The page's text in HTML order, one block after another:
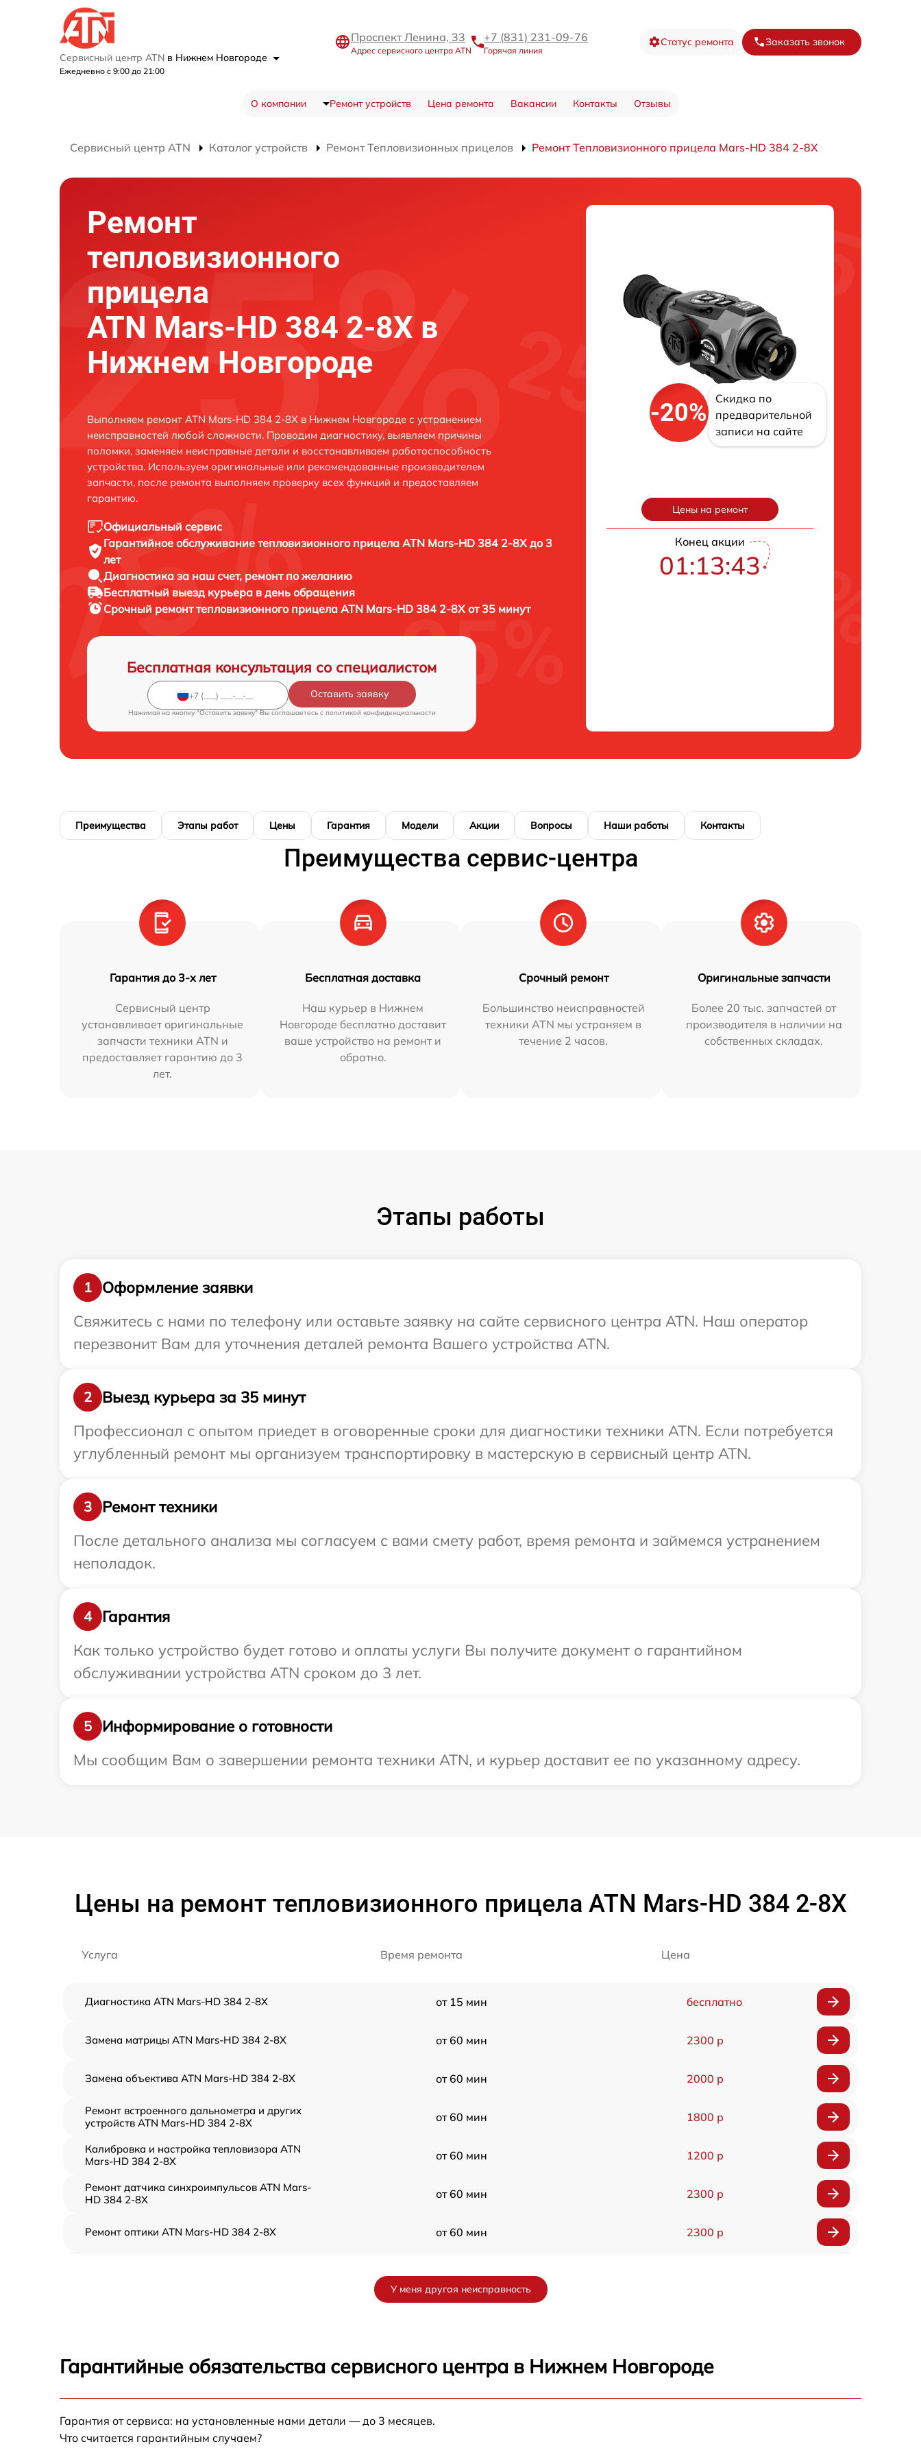
Сервисный центр ATN в Нижнем Новгороде
Ежедневно с 9:00 до 21:00
Проспект Ленина, 33
Адрес сервисного центра ATN
+7 (831) 231-09-76
Горячая линия
Статус ремонта Заказать звонок
О компании Ремонт устройств Цена ремонта Вакансии Контакты Отзывы
Сервисный центр ATN Каталог устройств Ремонт Тепловизионных прицелов Ремонт Тепловизионного прицела Mars-HD 384 2-8X
Ремонт
тепловизионного
прицела
ATN Mars-HD 384 2-8X в
Нижнем Новгороде
Выполняем ремонт ATN Mars-HD 384 2-8X в Нижнем Новгороде с устранением
неисправностей любой сложности. Проводим диагностику, выявляем причины
поломки, заменяем неисправные детали и восстанавливаем работоспособность
устройства. Используем оригинальные или рекомендованные производителем
запчасти, после ремонта выполняем проверку всех функций и предоставляем
гарантию.
Официальный сервис
Гарантийное обслуживание тепловизионного прицела ATN Mars-HD 384 2-8X до 3
лет
Диагностика за наш счет, ремонт по желанию
Бесплатный выезд курьера в день обращения
Срочный ремонттепловизионного прицела ATN Mars-HD 384 2-8X от 35 минут
Бесплатная консультация со специалистом
Оставить заявку
Нажимая на кнопку "Оставить заявку" Вы соглашаетесь c политикой конфиденциальности
-20%
Скидка по
предварительной
записи на сайте
Цены на ремонт
Конец акции
01:13:43
Преимущества Этапы работ Цены Гарантия Модели Акции Вопросы Наши работы Контакты
Преимущества сервис-центра
Гарантия до 3-х лет
Сервисный центр
устанавливает оригинальные
запчасти техники ATN и
предоставляет гарантию до 3
лет.
Бесплатная доставка
Наш курьер в Нижнем
Новгороде бесплатно доставит
ваше устройство на ремонт и
обратно.
Срочный ремонт
Большинство неисправностей
техники ATN мы устраняем в
течение 2 часов.
Оригинальные запчасти
Более 20 тыс. запчастей от
производителя в наличии на
собственных складах.
Этапы работы
1
Оформление заявки
Свяжитесь с нами по телефону или оставьте заявку на сайте сервисного центра ATN. Наш оператор
перезвонит Вам для уточнения деталей ремонта Вашего устройства ATN.
2
Выезд курьера за 35 минут
Профессионал с опытом приедет в оговоренные сроки для диагностики техники ATN. Если потребуется
углубленный ремонт мы организуем транспортировку в мастерскую в сервисный центр ATN.
3
Ремонт техники
После детального анализа мы согласуем с вами смету работ, время ремонта и займемся устранением
неполадок.
4
Гарантия
Как только устройство будет готово и оплаты услуги Вы получите документ о гарантийном
обслуживании устройства ATN сроком до 3 лет.
5
Информирование о готовности
Мы сообщим Вам о завершении ремонта техники ATN, и курьер доставит ее по указанному адресу.
Цены на ремонт тепловизионного прицела ATN Mars-HD 384 2-8X
Услуга Время ремонта Цена
Диагностика ATN Mars-HD 384 2-8X от 15 мин бесплатно
Замена матрицы ATN Mars-HD 384 2-8X от 60 мин 2300 р
Замена объектива ATN Mars-HD 384 2-8X от 60 мин 2000 р
Ремонт встроенного дальнометра и других
устройств ATN Mars-HD 384 2-8X
от 60 мин 1800 р
Калибровка и настройка тепловизора ATN
Mars-HD 384 2-8X
от 60 мин 1200 р
Ремонт датчика синхроимпульсов ATN Mars-
HD 384 2-8X
от 60 мин 2300 р
Ремонт оптики ATN Mars-HD 384 2-8X от 60 мин 2300 р
Замена микросхемы усилителя ATN Mars-HD
384 2-8X
У меня другая неисправность
Гарантийные обязательства сервисного центра в Нижнем Новгороде
Гарантия от сервиса: на установленные нами детали — до 3 месяцев.
Что считается гарантийным случаем?